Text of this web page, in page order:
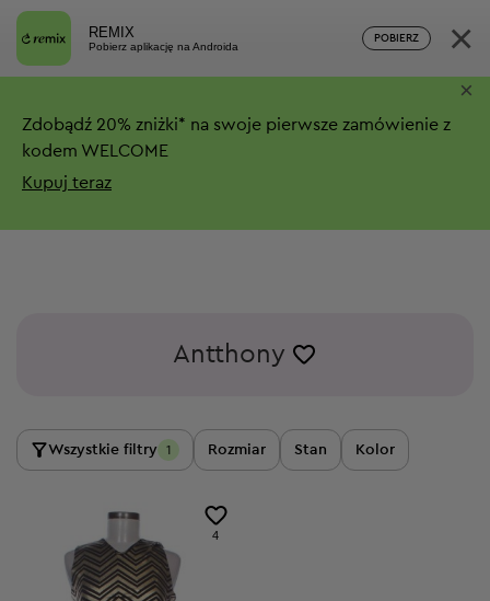
REMIX
Pobierz aplikację na Androida
POBIERZ ×
Zdobądź 20% zniżki* na swoje pierwsze zamówienie z
kodem WELCOME
Kupuj teraz
×
Antthony
Wszystkie filtry 1 Rozmiar Stan Kolor
4